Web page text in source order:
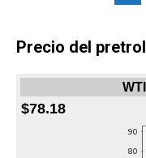
Precio del
$78.18